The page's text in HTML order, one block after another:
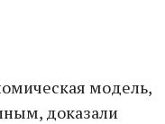
модель,
доказали